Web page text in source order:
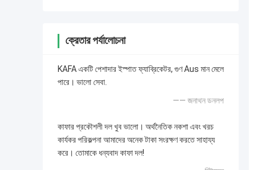
ক্রেতার পর্যালোচনা
KAFA একটি পেশাদার ইস্পাত ফ্যাব্রিকেটর, গুণ Aus মান মেলে
পারে। ভালো সেবা.
—— জনাথন ডনলপ
কাফার প্রকৌশলী দল খুব ভালো। অর্থনৈতিক নকশা এবং খরচ
কার্যকর পরিকল্পনা আমাদের অনেক টাকা সংরক্ষণ করতে সাহায্য
করে। তোমাকে ধন্যবাদ কাফা দল!